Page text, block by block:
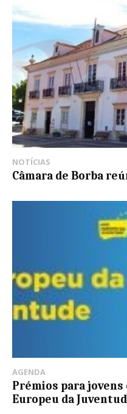
NOTÍCIAS
Câmara de Borba
AGENDA
Prémios para jovens
Europeu da